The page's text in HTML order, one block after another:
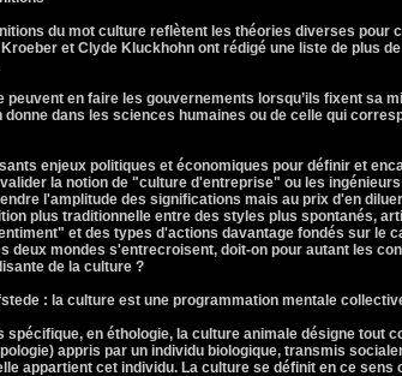
du mot culture reflètent les théories diverses pour
Kroeber et Clyde Kluckhohn ont rédigé une liste de plus
peuvent en faire les gouvernements lorsqu’ils fixent sa
donne dans les sciences humaines ou de celle qui
enjeux politiques et économiques pour définir et
la notion de "culture d'entreprise" ou les
l'amplitude des significations mais au prix d'en
plus traditionnelle entre des styles plus spontanés,
et des types d'actions davantage fondés sur le
deux mondes s'entrecroisent, doit-on pour autant les
de la culture ?
: la culture est une programmation mentale
spécifique, en éthologie, la culture animale désigne tout
appris par un individu biologique, transmis
appartient cet individu. La culture se définit en ce